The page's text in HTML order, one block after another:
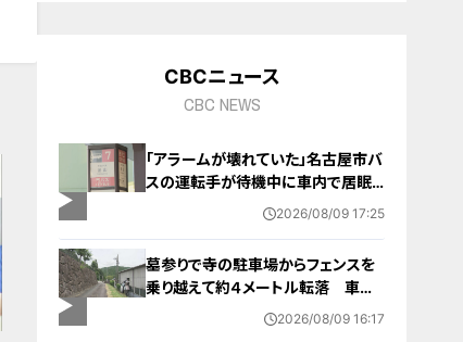
CBCニュース
CBC NEWS
「アラームが壊れていた」名古屋市バ
スの運転手が待機中に車内で居眠
り 47分遅れで運行 金山～妙見
2026/08/09 17:25
墓参りで寺の駐車場からフェンスを
乗り越えて約４メートル転落 車に
乗っていた家族３人けが 岐阜・山
2026/08/09 16:17